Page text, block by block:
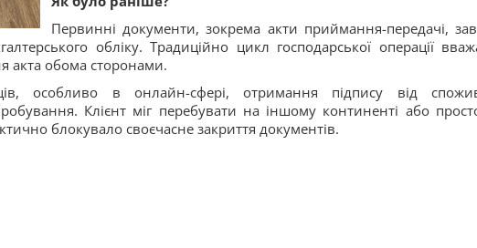
Первинні документи, зокрема акти приймання-передачі,
обліку. Традиційно цикл господарської операції
акта обома сторонами.
особливо в онлайн-сфері, отримання підпису від
Клієнт міг перебувати на іншому континенті або
блокувало своєчасне закриття документів.